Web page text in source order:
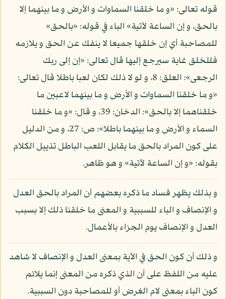
قوله تعالى: «و ما خلقنا السماوات و الأرض و ما بينهما إلا
بالحق، و إن الساعة لآتية» الباء في قوله: «بالحق»
للمصاحبة أي إن خلقها جميعا لا ينفك عن الحق و يلازمه
فللخلق غاية سيرجع إليها قال تعالى: «إن إلى ربك
الرجعى»: العلق: 8، و لو لا ذلك لكان لعبا باطلا قال تعالى:
«و ما خلقنا السماوات و الأرض و ما بينهما لاعبين ما
خلقناهما إلا بالحق»: الدخان: 39، و قال: «و ما خلقنا
السماء و الأرض و ما بينهما باطلا»: ص: 27، و من الدليل
على كون المراد بالحق ما يقابل اللعب الباطل تذييل الكلام
بقوله: «و إن الساعة لآتية» و هو ظاهر.
و بذلك يظهر فساد ما ذكره بعضهم أن المراد بالحق العدل
و الإنصاف و الباء للسببية و المعنى ما خلقنا ذلك إلا بسبب
العدل و الإنصاف يوم الجزاء بالأعمال.
و ذلك أن كون الحق في الآية بمعنى العدل و الإنصاف لا شاهد
عليه من اللفظ على أن الذي ذكره من المعنى إنما يلائم
كون الباء بمعنى لام الغرض أو للمصاحبة دون السببية.